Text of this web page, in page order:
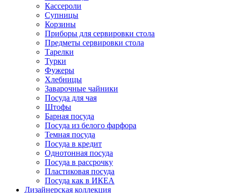
Кассероли
Супницы
Корзины
Приборы для сервировки стола
Предметы сервировки стола
Тарелки
Турки
Фужеры
Хлебницы
Заварочные чайники
Посуда для чая
Штофы
Барная посуда
Посуда из белого фарфора
Темная посуда
Посуда в кредит
Однотонная посуда
Посуда в рассрочку
Пластиковая посуда
Посуда как в ИКЕА
Дизайнерская коллекция